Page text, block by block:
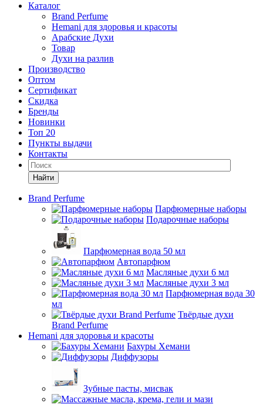
Каталог
Brand Perfume
Hemani для здоровья и красоты
Арабские Духи
Товар
Духи на разлив
Производство
Оптом
Сертификат
Скидка
Бренды
Новинки
Топ 20
Пункты выдачи
Контакты
Найти
Brand Perfume
Парфюмерные наборы
Подарочные наборы
Парфюмерная вода 50 мл
Автопарфюм
Масляные духи 6 мл
Масляные духи 3 мл
Парфюмерная вода 30
мл
Твёрдые духи
Brand Perfume
Hemani для здоровья и красоты
Бахуры Хемани
Диффузоры
Зубные пасты, мисвак